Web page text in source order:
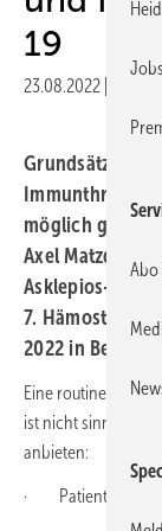
19
23.08.2022
Grundsätzlich
möglich gegen
Axel Matzdorff
Asklepios-
7.
2022 in Berlin.
Eine
ist nicht sinnvoll.
anbieten:
· Patienten, die
Jobs
Abo